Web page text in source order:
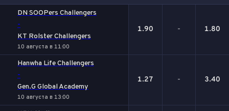
DN SOOPers Challengers
-
KT Rolster Challengers
10 августа в 11:00
1.90 - 1.80
Hanwha Life Challengers
-
Gen.G Global Academy
10 августа в 13:00
1.27 - 3.40